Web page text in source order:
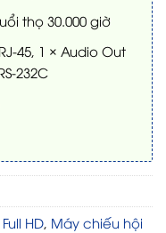
thọ 30.000 giờ
1 × Audio Out
HD Máy chiếu hội